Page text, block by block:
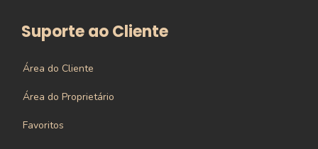
Suporte ao Cliente
Área do Cliente
Área do Proprietário
Favoritos